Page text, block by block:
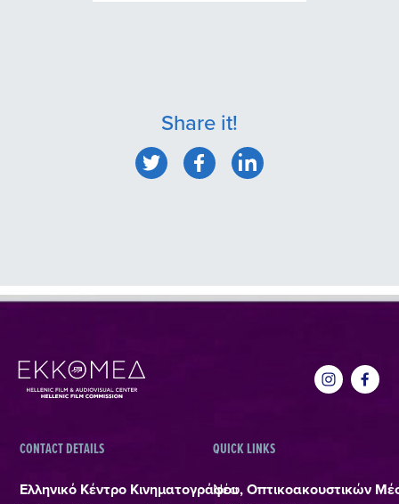
Share it!
CONTACT DETAILS
Ελληνικό Κέντρο Κινηματογράφου, Οπτικοακουστικών
QUICK LINKS
Νέα